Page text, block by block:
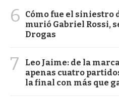
6
Cómo fue el siniestro
murió Gabriel Rossi,
Drogas
7
Leo Jaime: de la
apenas cuatro
la final con más que